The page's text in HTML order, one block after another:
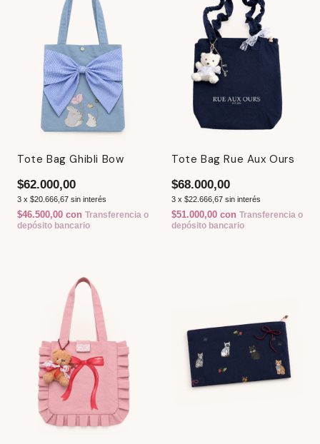
Tote Bag Ghibli Bow
$62.000,00
3 x $20.666,67 sin interés
$46.500,00 con Transferencia o
depósito bancario
Tote Bag Rue Aux Ours
$68.000,00
3 x $22.666,67 sin interés
$51.000,00 con Transferencia o
depósito bancario